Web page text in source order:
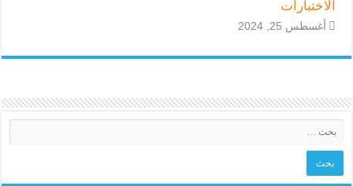
الاختبارات
أغسطس 25, 2024